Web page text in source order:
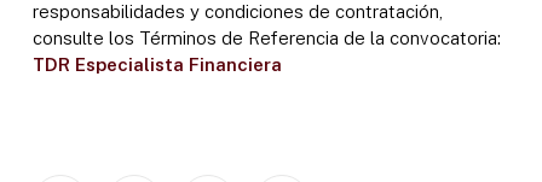
responsabilidades y condiciones de contratación,
consulte los Términos de Referencia de la convocatoria:
TDR Especialista Financiera